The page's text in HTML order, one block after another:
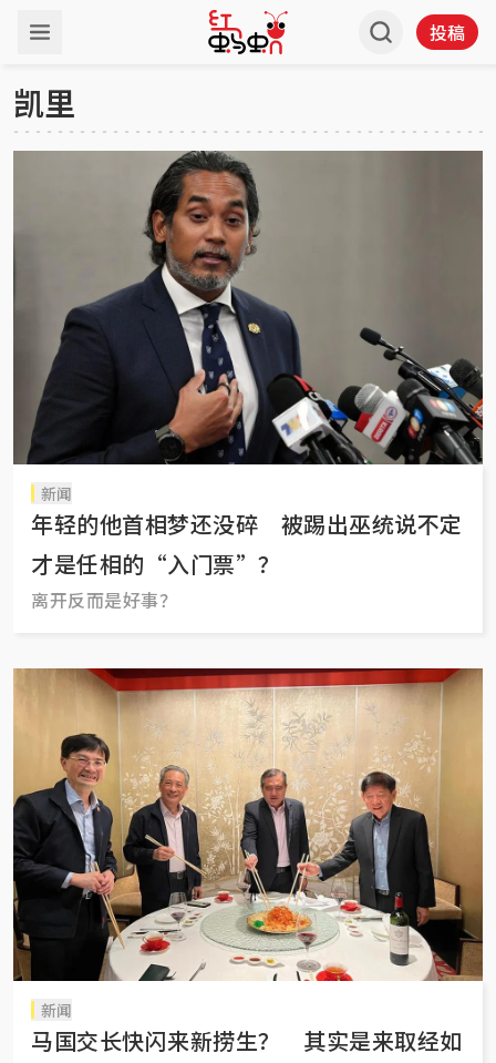
投稿
凯里
新闻
年轻的他首相梦还没碎 被踢出巫统说不定
才是任相的“入门票”？
离开反而是好事？
新闻
马国交长快闪来新捞生？ 其实是来取经如